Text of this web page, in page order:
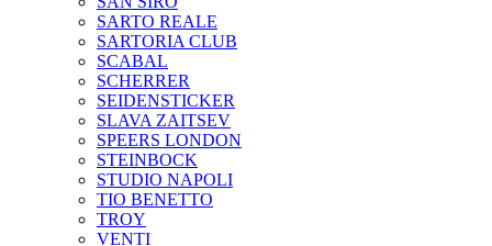
SARTO REALE
SARTORIA CLUB
SCABAL
SCHERRER
SEIDENSTICKER
SLAVA ZAITSEV
SPEERS LONDON
STEINBOCK
STUDIO NAPOLI
TIO BENETTO
TROY
VENTI